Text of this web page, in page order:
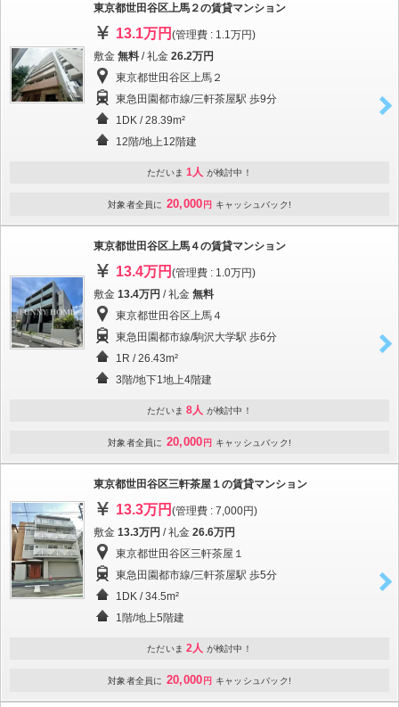
東京都世田谷区上馬２の賃貸マンション
13.1万円 (管理費 : 1.1万円)
敷金 無料 / 礼金 26.2万円
東京都世田谷区上馬２
東急田園都市線/三軒茶屋駅 歩9分
1DK / 28.39m²
12階/地上12階建
ただいま 1人 が検討中！
対象者全員に 20,000 円 キャッシュバック!
東京都世田谷区上馬４の賃貸マンション
13.4万円 (管理費 : 1.0万円)
敷金 13.4万円 / 礼金 無料
東京都世田谷区上馬４
東急田園都市線/駒沢大学駅 歩6分
1R / 26.43m²
3階/地下1地上4階建
ただいま 8人 が検討中！
対象者全員に 20,000 円 キャッシュバック!
東京都世田谷区三軒茶屋１の賃貸マンション
13.3万円 (管理費 : 7,000円)
敷金 13.3万円 / 礼金 26.6万円
東京都世田谷区三軒茶屋１
東急田園都市線/三軒茶屋駅 歩5分
1DK / 34.5m²
1階/地上5階建
ただいま 2人 が検討中！
対象者全員に 20,000 円 キャッシュバック!